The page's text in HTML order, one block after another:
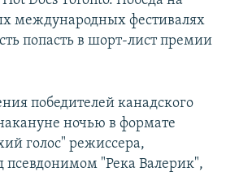
международных фестивалях
попасть в шорт-лист премии
победителей канадского
ночью в формате
голос" режиссера,
псевдонимом "Река Валерик",